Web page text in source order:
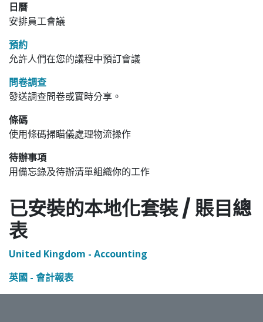
日曆
安排員工會議
預約
允許人們在您的議程中預訂會議
問卷調查
發送調查問卷或實時分享。
條碼
使用條碼掃瞄儀處理物流操作
待辦事項
用備忘錄及待辦清單組織你的工作
已安裝的本地化套裝 / 賬目總
表
United Kingdom - Accounting
英國 - 會計報表